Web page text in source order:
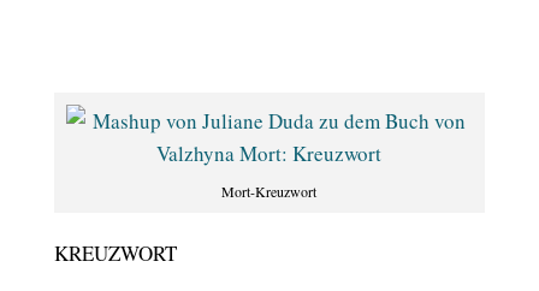
Mort-Kreuzwort
KREUZWORT